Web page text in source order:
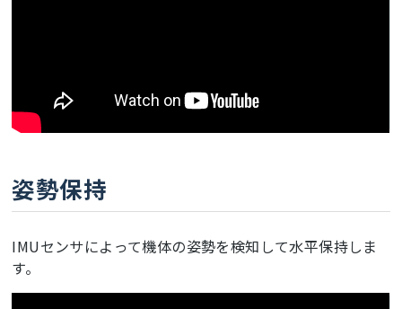
姿勢保持
IMUセンサによって機体の姿勢を検知して水平保持しま
す。